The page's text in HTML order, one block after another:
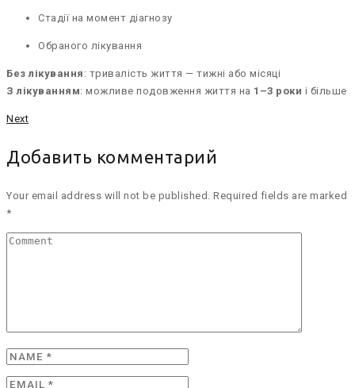
Стадії на момент діагнозу
Обраного лікування
Без лікування : тривалість життя — тижні або місяці
З лікуванням: можливе подовження життя на 1–3 роки і більше
Next
Добавить комментарий
Your email address will not be published. Required fields are marked
*